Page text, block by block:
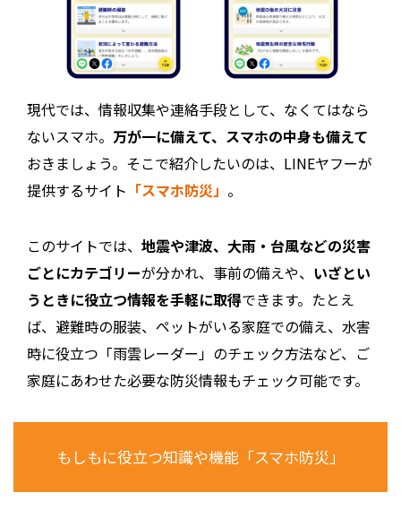
現代では、情報収集や連絡手段として、なくてはなら
ないスマホ。 万が一に備えて、スマホの中身も備えて
おきましょう。そこで紹介したいのは、LINEヤフーが
提供するサイト 「スマホ防災」 。
このサイトでは、 地震や津波、大雨・台風などの災害
ごとにカテゴリーが分かれ、事前の備えや、 いざとい
うときに役立つ情報を手軽に取得できます。たとえ
ば、避難時の服装、ペットがいる家庭での備え、水害
時に役立つ「雨雲レーダー」のチェック方法など、ご
家庭にあわせた必要な防災情報もチェック可能です。
もしもに役立つ知識や機能「スマホ防災」